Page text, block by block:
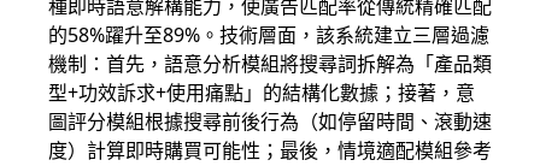
種即時語意解構能力，使廣告匹配率從傳統精確匹配
的58%躍升至89%。技術層面，該系統建立三層過濾
機制：首先，語意分析模組將搜尋詞拆解為「產品類
型+功效訴求+使用痛點」的結構化數據；接著，意
圖評分模組根據搜尋前後行為（如停留時間、滾動速
度）計算即時購買可能性；最後，情境適配模組參考